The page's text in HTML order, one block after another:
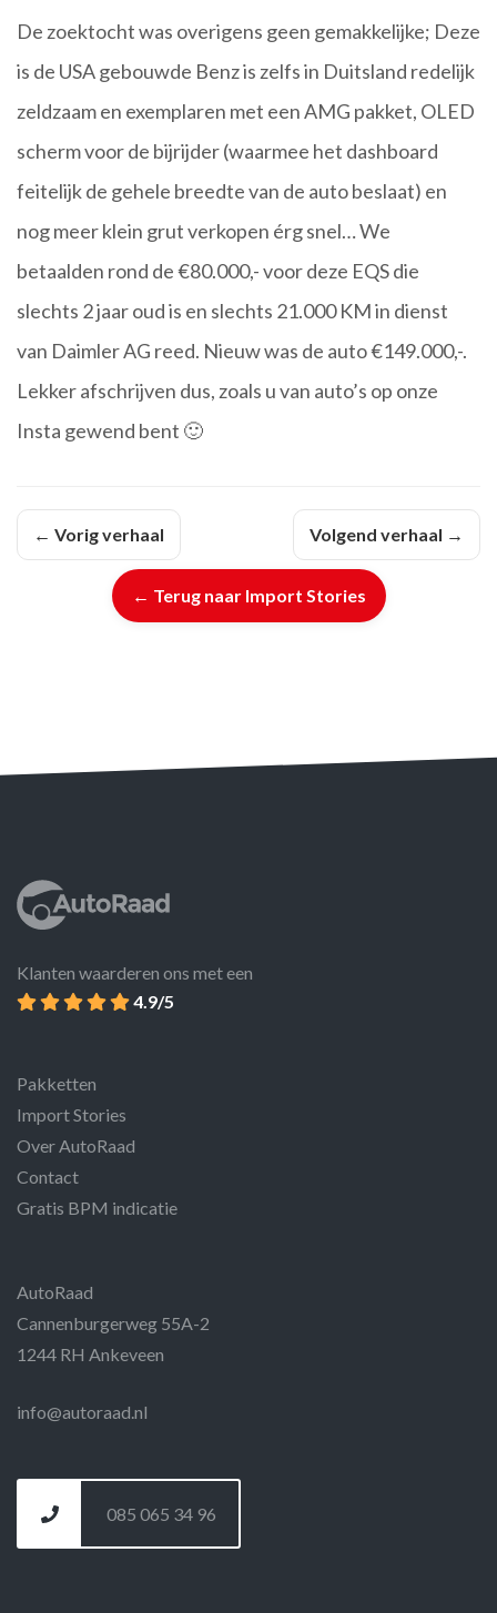
De zoektocht was overigens geen gemakkelijke; Deze
is de USA gebouwde Benz is zelfs in Duitsland redelijk
zeldzaam en exemplaren met een AMG pakket, OLED
scherm voor de bijrijder (waarmee het dashboard
feitelijk de gehele breedte van de auto beslaat) en
nog meer klein grut verkopen érg snel… We
betaalden rond de €80.000,- voor deze EQS die
slechts 2 jaar oud is en slechts 21.000 KM in dienst
van Daimler AG reed. Nieuw was de auto €149.000,-.
Lekker afschrijven dus, zoals u van auto’s op onze
Insta gewend bent 🙂
← Vorig verhaal
← Terug naar Import Stories
Volgend verhaal →
Klanten waarderen ons met een
4.9/5
Pakketten
Import Stories
Over AutoRaad
Contact
Gratis BPM indicatie
AutoRaad
Cannenburgerweg 55A-2
1244 RH Ankeveen
info@autoraad.nl
085 065 34 96